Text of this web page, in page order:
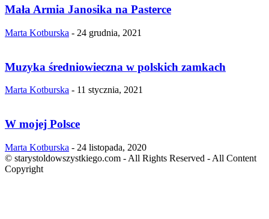
Mała Armia Janosika na Pasterce
Marta Kotburska - 24 grudnia, 2021
Muzyka średniowieczna w polskich zamkach
Marta Kotburska - 11 stycznia, 2021
W mojej Polsce
Marta Kotburska - 24 listopada, 2020
© starystoldowszystkiego.com - All Rights Reserved - All Content
Copyright